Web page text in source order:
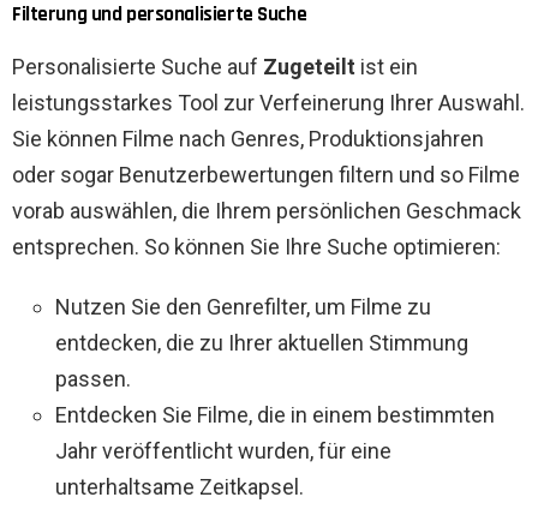
Filterung und personalisierte Suche
Personalisierte Suche auf Zugeteilt ist ein
leistungsstarkes Tool zur Verfeinerung Ihrer Auswahl.
Sie können Filme nach Genres, Produktionsjahren
oder sogar Benutzerbewertungen filtern und so Filme
vorab auswählen, die Ihrem persönlichen Geschmack
entsprechen. So können Sie Ihre Suche optimieren:
Nutzen Sie den Genrefilter, um Filme zu
entdecken, die zu Ihrer aktuellen Stimmung
passen.
Entdecken Sie Filme, die in einem bestimmten
Jahr veröffentlicht wurden, für eine
unterhaltsame Zeitkapsel.